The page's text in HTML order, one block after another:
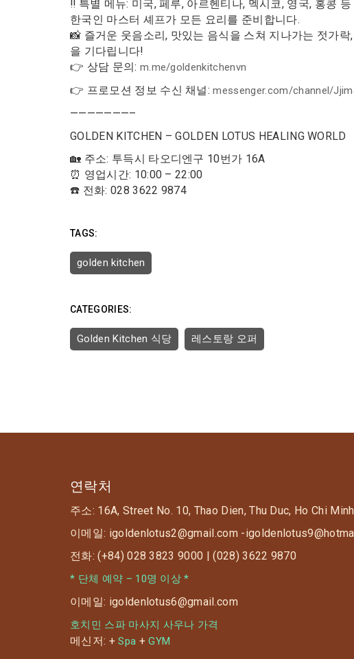
‼️ 특별 메뉴: 미국, 페루, 아르헨티나, 멕시코, 영국, 홍콩
한국인 마스터 셰프가 모든 요리를 준비합니다.
📸 즐거운 웃음소리, 맛있는 음식을 스쳐 지나가는 젓가
을 기다립니다!
👉 상담 문의: m.me/goldenkitchenvn
👉 프로모션 정보 수신 채널:messenger.com/channel/
———————–
GOLDEN KITCHEN – GOLDEN LOTUS HEALING WORLD
🏡 주소: 투득시 타오디엔구 10번가 ​​16A
⏰ 영업시간: 10:00 – 22:00
☎️ 전화: 028 3622 9874
TAGS:
golden kitchen
CATEGORIES:
Golden Kitchen 식당 레스토랑 오퍼
연락처
주소: 16A, Street No. 10, Thao Dien, Thu Duc, Ho Chi Minh
이메일: igoldenlotus2@gmail.com -
전화: (+84) 028 3823 9000 | (028) 3622 9870
* 단체 예약 – 10명 이상 *
이메일: igoldenlotus6@gmail.com
호치민 스파 마사지 사우나 가격
메신저: +Spa +GYM